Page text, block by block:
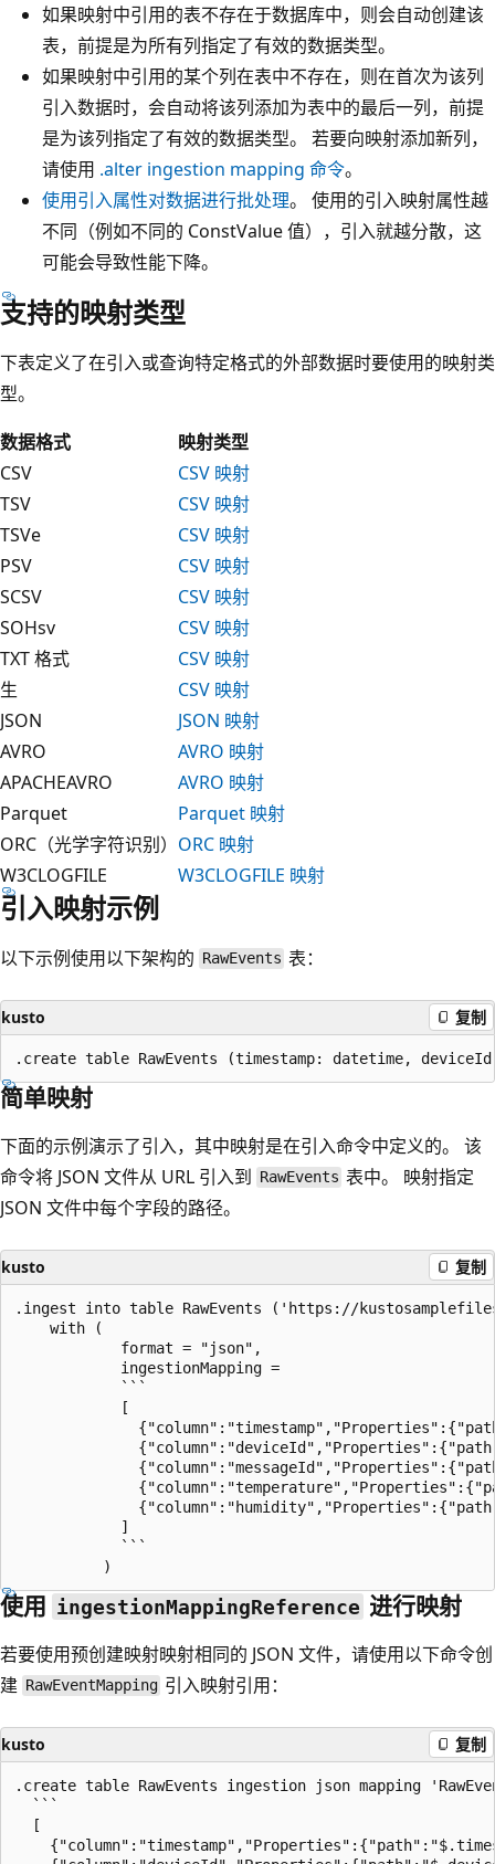
如果映射中引用的表不存在于数据库中，则会自动创建该
表，前提是为所有列指定了有效的数据类型。
如果映射中引用的某个列在表中不存在，则在首次为该列
引入数据时，会自动将该列添加为表中的最后一列，前提
是为该列指定了有效的数据类型。 若要向映射添加新列，
请使用 .alter ingestion mapping 命令。
使用引入属性对数据进行批处理。 使用的引入映射属性越
不同（例如不同的 ConstValue 值），引入就越分散，这
可能会导致性能下降。
支持的映射类型
下表定义了在引入或查询特定格式的外部数据时要使用的映射类
型。
数据格式
映射类型
CSV
CSV 映射
TSV
CSV 映射
TSVe
CSV 映射
PSV
CSV 映射
SCSV
CSV 映射
SOHsv
CSV 映射
TXT 格式
CSV 映射
生
CSV 映射
JSON
JSON 映射
AVRO
AVRO 映射
APACHEAVRO
AVRO 映射
Parquet
Parquet 映射
ORC（光学字符识别） ORC 映射
W3CLOGFILE
W3CLOGFILE 映射
引入映射示例
以下示例使用以下架构的 RawEvents 表：
kusto 复制
简单映射
下面的示例演示了引入，其中映射是在引入命令中定义的。 该
命令将 JSON 文件从 URL 引入到 RawEvents 表中。 映射指定
JSON 文件中每个字段的路径。
kusto 复制
.ingest into table RawEvents ('https://
    with (
            format = "json",
            ingestionMapping =
            ```
            [
            ]
            ```
使用 ingestionMappingReference 进行映射
若要使用预创建映射映射相同的 JSON 文件，请使用以下命令创
建 RawEventMapping 引入映射引用：
kusto 复制
.create table RawEvents ingestion json mapping
  ```
  [